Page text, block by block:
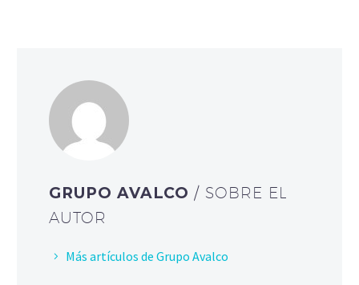
GRUPO AVALCO/ SOBRE EL
AUTOR
Más artículos de Grupo Avalco